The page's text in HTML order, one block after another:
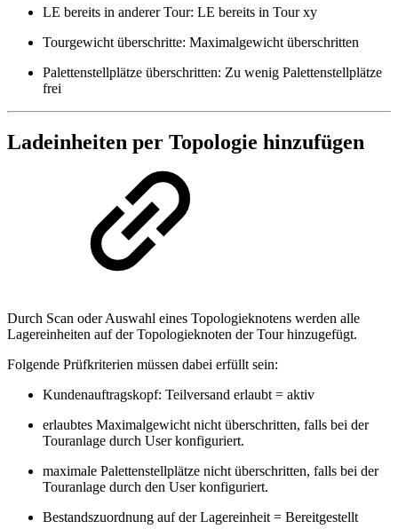
LE bereits in anderer Tour: LE bereits in Tour xy
Tourgewicht überschritte: Maximalgewicht überschritten
Palettenstellplätze überschritten: Zu wenig Palettenstellplätze
frei
Ladeinheiten per Topologie hinzufügen
Durch Scan oder Auswahl eines Topologieknotens werden alle
Lagereinheiten auf der Topologieknoten der Tour hinzugefügt.
Folgende Prüfkriterien müssen dabei erfüllt sein:
Kundenauftragskopf: Teilversand erlaubt = aktiv
erlaubtes Maximalgewicht nicht überschritten, falls bei der
Touranlage durch User konfiguriert.
maximale Palettenstellplätze nicht überschritten, falls bei der
Touranlage durch den User konfiguriert.
Bestandszuordnung auf der Lagereinheit = Bereitgestellt